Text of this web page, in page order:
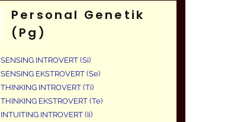
Personal Genetik
(pg)
SENSING INTROVERT (Si)
SENSING EKSTROVERT (Se)
THINKING INTROVERT (Ti)
THINKING EKSTROVERT (Te)
INTUITING INTROVERT (Ii)